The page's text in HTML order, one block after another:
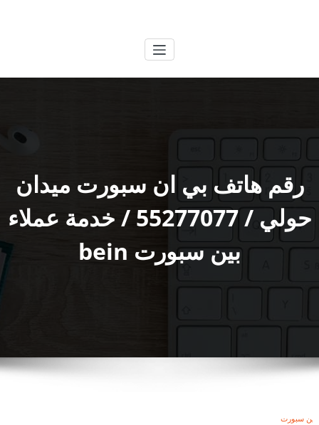
رقم هاتف بي ان سبورت ميدان
حولي / 55277077 / خدمة عملاء
بين سبورت bein
بين سبورت